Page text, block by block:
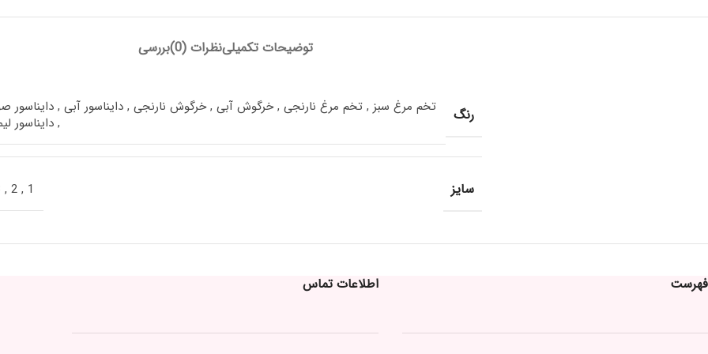
توضیحات تکمیلینظرات (0) بررسی
رنگ تخم مرغ سبز , تخم مرغ نارنجی ,خرگوش آبی ,خرگوش نارنجی , دایناسور آبی , دایناسور
, دایناسور
سایز 1
,
2
,
فهرست اطلاعات تماس